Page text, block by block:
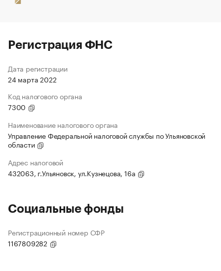
Регистрация ФНС
Дата регистрации
24 марта 2022
Код налогового органа
7300
Наименование налогового органа
Управление Федеральной налоговой службы по Ульяновской
области
Адрес налоговой
432063, г.Ульяновск, ул.Кузнецова, 16а
Социальные фонды
Регистрационный номер СФР
1167809282